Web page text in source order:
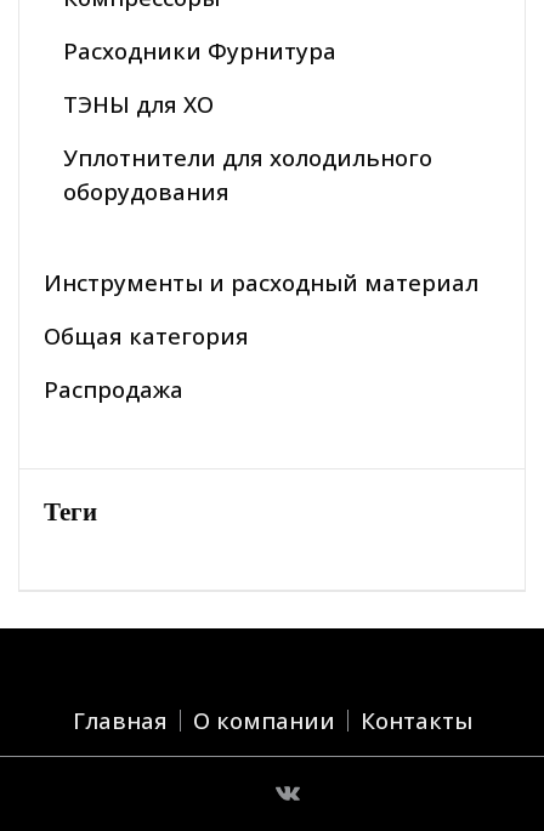
Расходники Фурнитура
ТЭНЫ для ХО
Уплотнители для холодильного
оборудования
Инструменты и расходный материал
Общая категория
Распродажа
Теги
Главная О компании Контакты